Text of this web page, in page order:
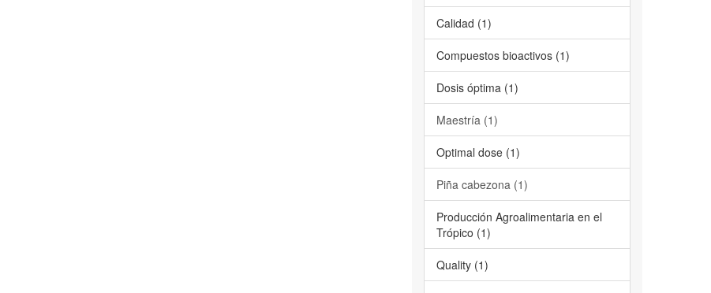
Calidad (1)
Compuestos bioactivos (1)
Dosis óptima (1)
Maestría (1)
Optimal dose (1)
Piña cabezona (1)
Producción Agroalimentaria en el
Trópico (1)
Quality (1)